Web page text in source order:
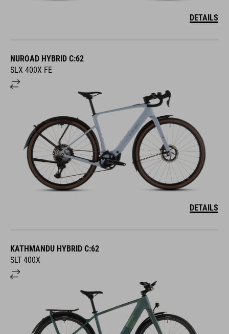
DETAILS
NUROAD HYBRID C:62
SLX 400X FE
DETAILS
KATHMANDU HYBRID C:62
SLT 400X